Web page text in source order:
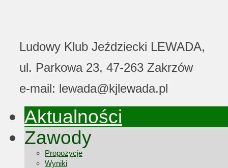
Ludowy Klub Jeździecki LEWADA,
ul. Parkowa 23, 47-263 Zakrzów
e-mail: lewada@kjlewada.pl
Aktualności
Zawody
Propozycje
Wyniki